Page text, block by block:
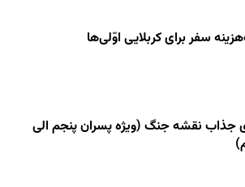
سفر برای کربلایی اوّلی‌ها
جذاب نقشه جنگ (ویژه پسران پنجم الی